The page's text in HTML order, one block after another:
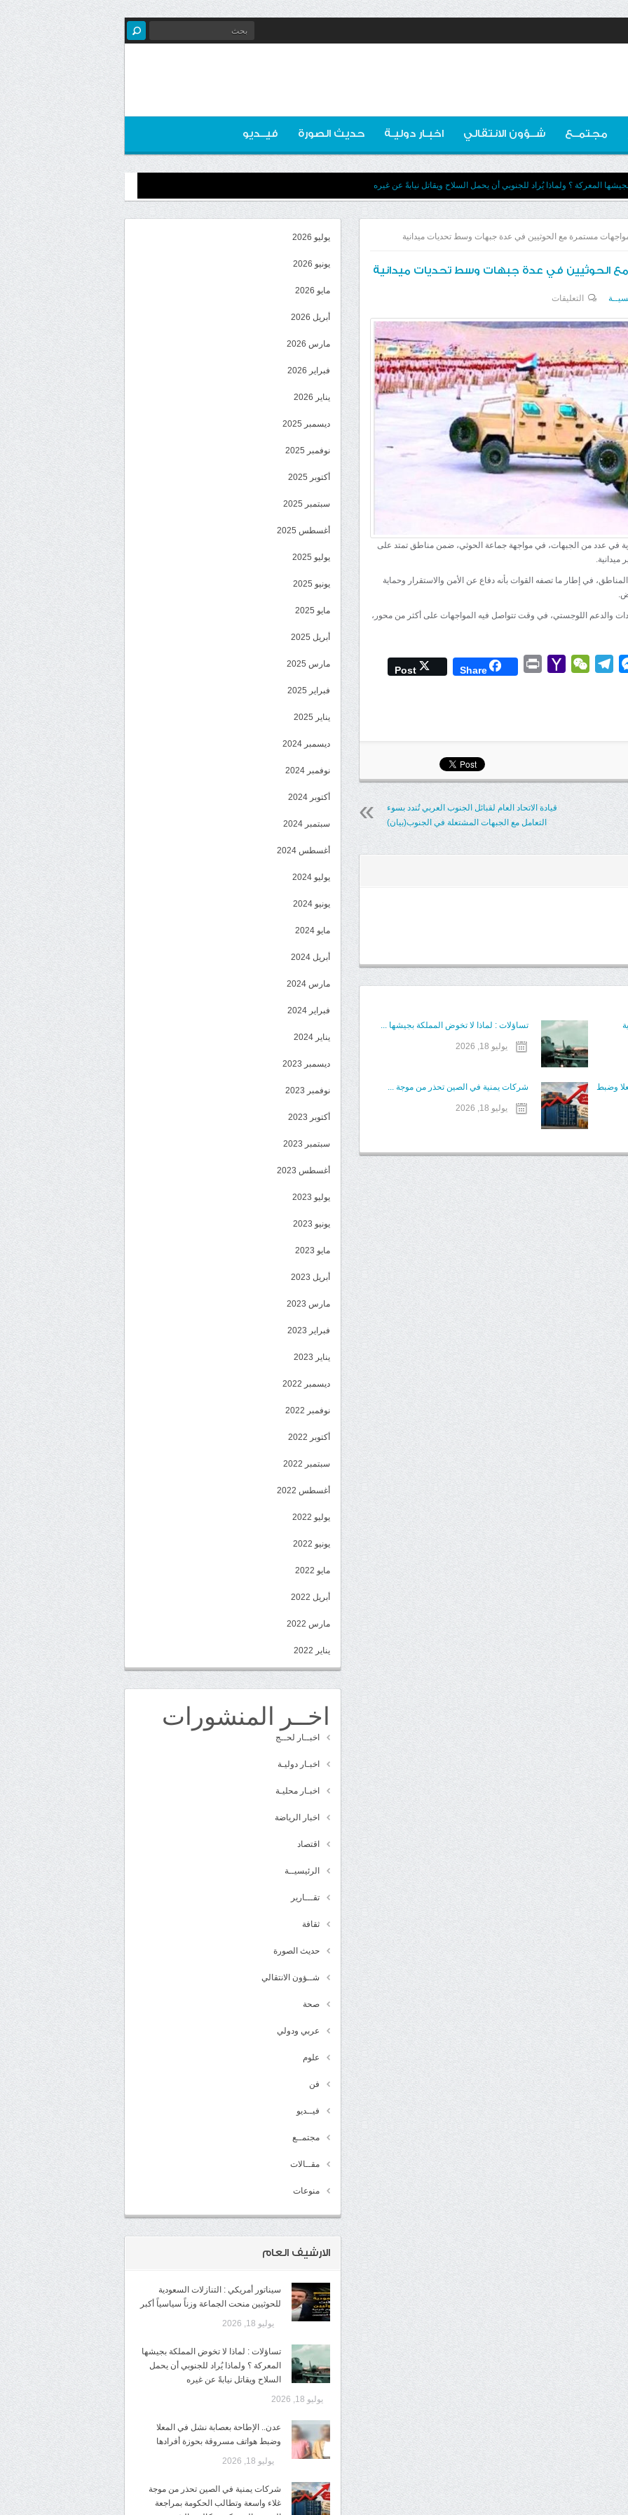
مجتمــع شــؤون الانتقالي اخبـار دوليـة حديث الصورة فيــديو
المعركة ؟ ولماذا يُراد للجنوبي أن يحمل السلاح ويقاتل نيابةً عن غيره
مواجهات مستمرة مع الحوثيين في عدة جبهات وسط تحديات ميدانية
مع الحوثيين في عدة جبهات وسط تحديات ميدانية
التعليقات
الجنوبية:
مواجهات
مستمرة
مع
الحوثيين
في
عدة
جبهات
وسط
في عدد من الجبهات، في مواجهة جماعة الحوثي، ضمن مناطق تمتد على
في إطار ما تصفه القوات بأنه دفاع عن الأمن والاستقرار وحماية
والدعم اللوجستي، في وقت تتواصل فيه المواجهات على أكثر من محور،
Messenger
Telegram
WeChat
Yahoo
Print
Share
Post
قيادة الاتحاد العام لقبائل الجنوب العربي تُندد بسوء
التعامل مع الجبهات المشتعلة في الجنوب(بيان)
تساؤلات : لماذا لا تخوض المملكة بجيشها ...
يوليو 18, 2026
وضبط
شركات يمنية في الصين تحذر من موجة ...
يوليو 18, 2026
يوليو 2026
يونيو 2026
مايو 2026
أبريل 2026
مارس 2026
فبراير 2026
يناير 2026
ديسمبر 2025
نوفمبر 2025
أكتوبر 2025
سبتمبر 2025
أغسطس 2025
يوليو 2025
يونيو 2025
مايو 2025
أبريل 2025
مارس 2025
فبراير 2025
يناير 2025
ديسمبر 2024
نوفمبر 2024
أكتوبر 2024
سبتمبر 2024
أغسطس 2024
يوليو 2024
يونيو 2024
مايو 2024
أبريل 2024
مارس 2024
فبراير 2024
يناير 2024
ديسمبر 2023
نوفمبر 2023
أكتوبر 2023
سبتمبر 2023
أغسطس 2023
يوليو 2023
يونيو 2023
مايو 2023
أبريل 2023
مارس 2023
فبراير 2023
يناير 2023
ديسمبر 2022
نوفمبر 2022
أكتوبر 2022
سبتمبر 2022
أغسطس 2022
يوليو 2022
يونيو 2022
مايو 2022
أبريل 2022
مارس 2022
يناير 2022
اخــر المنشورات
اخبــار لحــج
اخبـار دوليـة
اخبـار محليـة
اخبار الرياضة
اقتصاد
الرئيسيــة
تقـــارير
ثقافة
حديث الصورة
شــؤون الانتقالي
صحة
عربي ودولي
علوم
فن
فيــديو
مجتمــع
مقــالات
منوعات
الارشيف العام
سيناتور أمريكي : التنازلات السعودية
للحوثيين منحت الجماعة وزناً سياسياً أكبر
يوليو 18, 2026
تساؤلات : لماذا لا تخوض المملكة بجيشها
المعركة ؟ ولماذا يُراد للجنوبي أن يحمل
السلاح ويقاتل نيابةً عن غيره
يوليو 18, 2026
عدن.. الإطاحة بعصابة نشل في المعلا
وضبط هواتف مسروقة بحوزة أفرادها
يوليو 18, 2026
شركات يمنية في الصين تحذر من موجة
غلاء واسعة وتطالب الحكومة بمراجعة